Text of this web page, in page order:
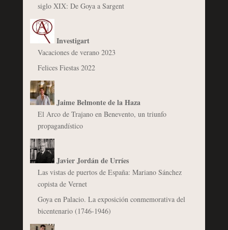
siglo XIX: De Goya a Sargent
Investigart
Vacaciones de verano 2023
Felices Fiestas 2022
Jaime Belmonte de la Haza
El Arco de Trajano en Benevento, un triunfo
propagandístico
Javier Jordán de Urríes
Las vistas de puertos de España: Mariano Sánchez
copista de Vernet
Goya en Palacio. La exposición conmemorativa del
bicentenario (1746-1946)